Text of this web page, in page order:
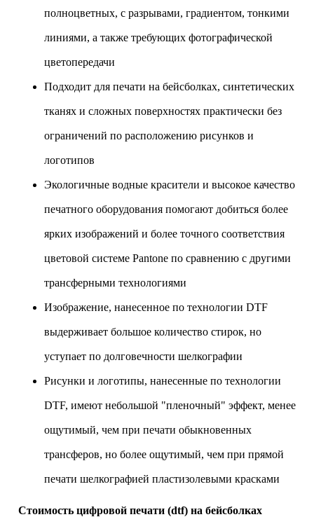
полноцветных, с разрывами, градиентом, тонкими
линиями, а также требующих фотографической
цветопередачи
Подходит для печати на бейсболках, синтетических
тканях и сложных поверхностях практически без
ограничений по расположению рисунков и
логотипов
Экологичные водные красители и высокое качество
печатного оборудования помогают добиться более
ярких изображений и более точного соответствия
цветовой системе Pantone по сравнению с другими
трансферными технологиями
Изображение, нанесенное по технологии DTF
выдерживает большое количество стирок, но
уступает по долговечности шелкографии
Рисунки и логотипы, нанесенные по технологии
DTF, имеют небольшой "пленочный" эффект, менее
ощутимый, чем при печати обыкновенных
трансферов, но более ощутимый, чем при прямой
печати шелкографией пластизолевыми красками
Стоимость цифровой печати (dtf) на бейсболках